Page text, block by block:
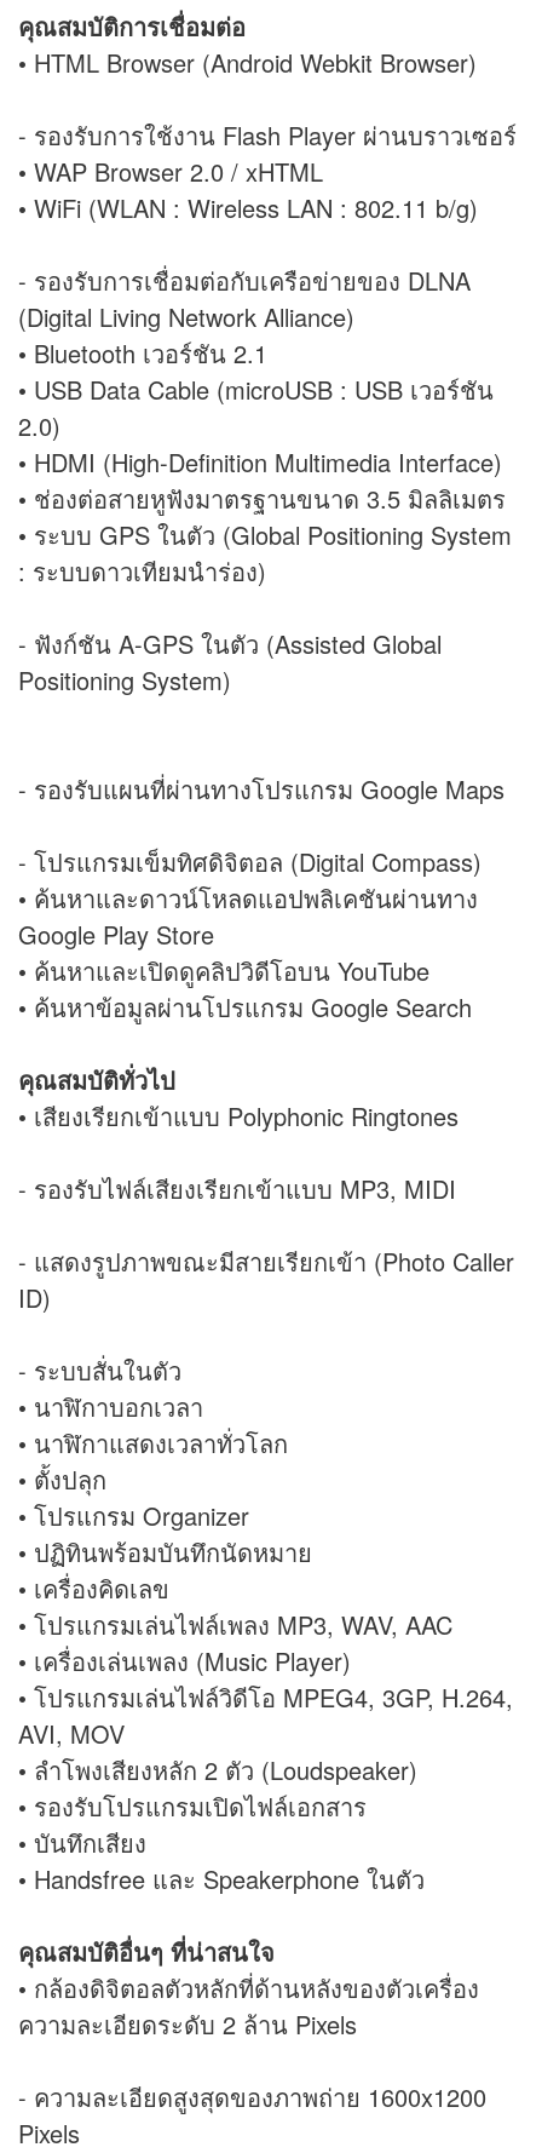
คุณสมบัติการเชื่อมต่อ
• HTML Browser (Android Webkit Browser)
- รองรับการใช้งาน Flash Player ผ่านบราวเซอร์
• WAP Browser 2.0 / xHTML
• WiFi (WLAN : Wireless LAN : 802.11 b/g)
- รองรับการเชื่อมต่อกับเครือข่ายของ DLNA
(Digital Living Network Alliance)
• Bluetooth เวอร์ชัน 2.1
• USB Data Cable (microUSB : USB เวอร์ชัน
2.0)
• HDMI (High-Definition Multimedia Interface)
• ช่องต่อสายหูฟังมาตรฐานขนาด 3.5 มิลลิเมตร
• ระบบ GPS ในตัว (Global Positioning System
: ระบบดาวเทียมนำร่อง)
- ฟังก์ชัน A-GPS ในตัว (Assisted Global
Positioning System)
- รองรับแผนที่ผ่านทางโปรแกรม Google Maps
- โปรแกรมเข็มทิศดิจิตอล (Digital Compass)
• ค้นหาและดาวน์โหลดแอปพลิเคชันผ่านทาง
Google Play Store
• ค้นหาและเปิดดูคลิปวิดีโอบน YouTube
• ค้นหาข้อมูลผ่านโปรแกรม Google Search
คุณสมบัติทั่วไป
• เสียงเรียกเข้าแบบ Polyphonic Ringtones
- รองรับไฟล์เสียงเรียกเข้าแบบ MP3, MIDI
- แสดงรูปภาพขณะมีสายเรียกเข้า (Photo Caller
ID)
- ระบบสั่นในตัว
• นาฬิกาบอกเวลา
• นาฬิกาแสดงเวลาทั่วโลก
• ตั้งปลุก
• โปรแกรม Organizer
• ปฏิทินพร้อมบันทึกนัดหมาย
• เครื่องคิดเลข
• โปรแกรมเล่นไฟล์เพลง MP3, WAV, AAC
• เครื่องเล่นเพลง (Music Player)
• โปรแกรมเล่นไฟล์วิดีโอ MPEG4, 3GP, H.264,
AVI, MOV
• ลำโพงเสียงหลัก 2 ตัว (Loudspeaker)
• รองรับโปรแกรมเปิดไฟล์เอกสาร
• บันทึกเสียง
• Handsfree และ Speakerphone ในตัว
คุณสมบัติอื่นๆ ที่น่าสนใจ
• กล้องดิจิตอลตัวหลักที่ด้านหลังของตัวเครื่อง
ความละเอียดระดับ 2 ล้าน Pixels
- ความละเอียดสูงสุดของภาพถ่าย 1600x1200
Pixels